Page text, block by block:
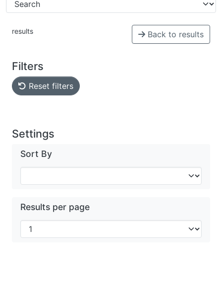
results Back to results
Filters
Reset filters
Settings
Sort By
Results per page